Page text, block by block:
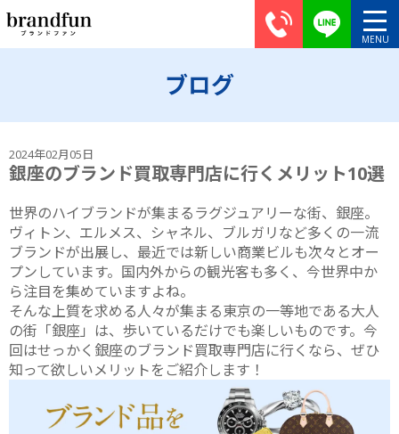
ブログ
2024年02月05日
銀座のブランド買取専門店に行くメリット10選
世界のハイブランドが集まるラグジュアリーな街、銀座。
ヴィトン、エルメス、シャネル、ブルガリなど多くの一流
ブランドが出展し、最近では新しい商業ビルも次々とオー
プンしています。国内外からの観光客も多く、今世界中か
ら注目を集めていますよね。
そんな上質を求める人々が集まる東京の一等地である大人
の街「銀座」は、歩いているだけでも楽しいものです。今
回はせっかく銀座のブランド買取専門店に行くなら、ぜひ
知って欲しいメリットをご紹介します！